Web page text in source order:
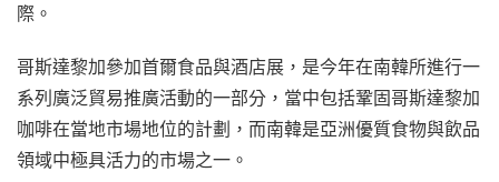
際。
哥斯達黎加參加首爾食品與酒店展，是今年在南韓所進行一
系列廣泛貿易推廣活動的一部分，當中包括鞏固哥斯達黎加
咖啡在當地市場地位的計劃，而南韓是亞洲優質食物與飲品
領域中極具活力的市場之一。